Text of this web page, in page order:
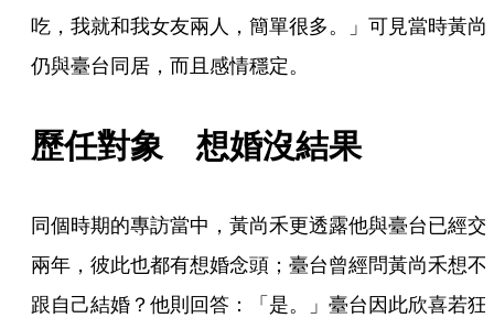
吃，我就和我女友兩人，簡單很多。」可見當時黃尚
仍與臺台同居，而且感情穩定。
歷任對象　想婚沒結果
同個時期的專訪當中，黃尚禾更透露他與臺台已經交
兩年，彼此也都有想婚念頭；臺台曾經問黃尚禾想不
跟自己結婚？他則回答：「是。」臺台因此欣喜若狂